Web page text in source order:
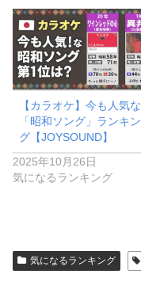
【カラオケ】今も人気な
「昭和ソング」ランキン
グ【JOYSOUND】
2025年10月26日
気になるランキング
気になるランキング